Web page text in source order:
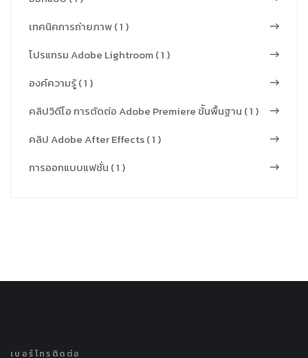
เทคนิคการถ่ายภาพ ( 1 )
โปรแกรม Adobe Lightroom ( 1 )
องค์ความรู้ ( 1 )
คลิปวิดีโอ การตัดต่อ Adobe Premiere ข้ันพื้นฐาน ( 1 )
คลิป Adobe After Effects ( 1 )
การออกแบบแฟชั่น ( 1 )
เบอร์โทรติดต่อ